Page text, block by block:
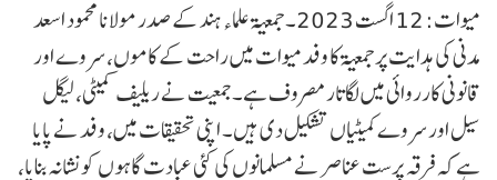
میوات: 12 اگست 2023۔ جمعیۃ علماء ہند کے صدر مولانا محمود اسعد
مدنی کی ہدایت پر جمعیۃ کا وفد میوات میں راحت کے کاموں، سروے اور
قانونی کارروائی میں لگاتار مصروف ہے۔ جمعیت نے ریلیف کمیٹی، لیگل
سیل اور سروے کمیٹیاں تشکیل دی ہیں۔ اپنی تحقیقات میں، وفد نے پایا
ہے کہ فرقہ پرست عناصر نے مسلمانوں کی کئی عبادت گاہوں کو نشانہ بنایا،